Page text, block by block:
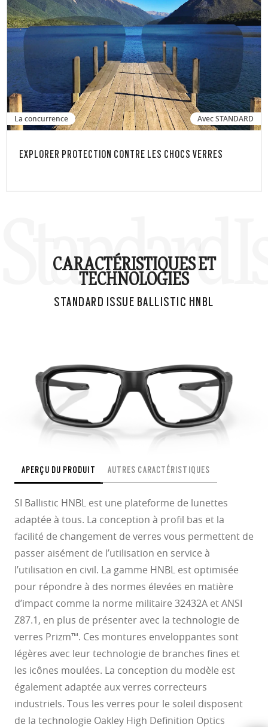
La concurrence Avec STANDARD
EXPLORER PROTECTION CONTRE LES CHOCS VERRES
CARACTÉRISTIQUES ET
TECHNOLOGIES
STANDARD ISSUE BALLISTIC HNBL
APERÇU DU PRODUIT AUTRES CARACTÉRISTIQUES
SI Ballistic HNBL est une plateforme de lunettes
adaptée à tous. La conception à profil bas et la
facilité de changement de verres vous permettent de
passer aisément de l’utilisation en service à
l’utilisation en civil. La gamme HNBL est optimisée
pour répondre à des normes élevées en matière
d’impact comme la norme militaire 32432A et ANSI
Z87.1, en plus de présenter avec la technologie de
verres Prizm™. Ces montures enveloppantes sont
légères avec leur technologie de branches fines et
les icônes moulées. La conception du modèle est
également adaptée aux verres correcteurs
industriels. Tous les verres pour le soleil disposent
de la technologie Oakley High Definition Optics